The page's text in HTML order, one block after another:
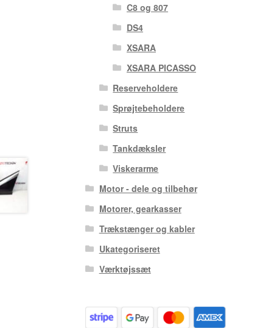
C8 og 807
DS4
XSARA
XSARA PICASSO
Reserveholdere
Sprøjtebeholdere
Struts
Tankdæksler
Viskerarme
Motor - dele og tilbehør
Motorer, gearkasser
Trækstænger og kabler
Ukategoriseret
Værktøjssæt